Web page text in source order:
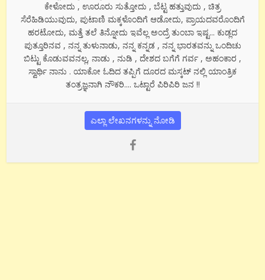
ಕೇಳೋದು , ಊರೂರು ಸುತ್ತೋದು , ಬೆಟ್ಟ ಹತ್ತುವುದು , ಚಿತ್ರ
ಸೆರೆಹಿಡಿಯುವುದು, ಪುಟಾಣಿ ಮಕ್ಕಳೊಂದಿಗೆ ಆಡೋದು, ಪ್ರಾಯದವರೊಂದಿಗೆ
ಹರಟೋದು, ಮತ್ತೆ ತಲೆ ತಿನ್ನೋದು ಇವೆಲ್ಲ ಅಂದ್ರೆ ತುಂಬಾ ಇಷ್ಟ... ಕುಡ್ಲದ
ಪುತ್ತೂರಿನವ , ನನ್ನ ತುಳುನಾಡು, ನನ್ನ ಕನ್ನಡ , ನನ್ನ ಭಾರತವನ್ನು ಒಂದಿಚು
ಬಿಟ್ಟು ಕೊಡುವವನಲ್ಲ, ನಾಡು , ನುಡಿ , ದೇಶದ ಬಗೆಗೆ ಗರ್ವ , ಅಹಂಕಾರ ,
ಸ್ವಾರ್ಥಿ ನಾನು . ಯಾಕೋ ಓದಿದ ತಪ್ಪಿಗೆ ದೂರದ ಮಸ್ಕಟ್ ನಲ್ಲಿ ಯಾಂತ್ರಿಕ
ತಂತ್ರಜ್ಞನಾಗಿ ನೌಕರಿ.... ಒಟ್ಟಾರೆ ಪಿರಿಪಿರಿ ಜನ !!
ಎಲ್ಲಾ ಲೇಖನಗಳನ್ನು ನೋಡಿ